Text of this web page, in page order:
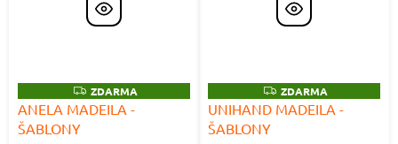
Z
D
A
ZDARMA
ANELA MADEILA -
ŠABLONY
Z
D
A
ZDARMA
UNIHAND MADEILA -
ŠABLONY